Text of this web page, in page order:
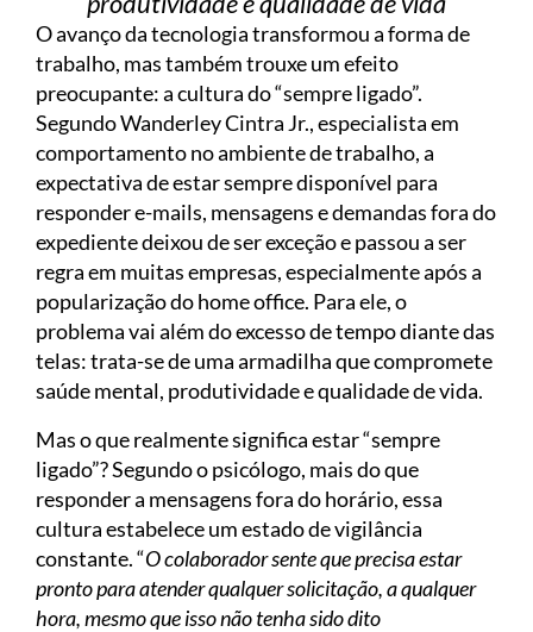
O avanço da tecnologia transformou a forma de
trabalho, mas também trouxe um efeito
preocupante: a cultura do “sempre ligado”.
Segundo Wanderley Cintra Jr., especialista em
comportamento no ambiente de trabalho, a
expectativa de estar sempre disponível para
responder e-mails, mensagens e demandas fora do
expediente deixou de ser exceção e passou a ser
regra em muitas empresas, especialmente após a
popularização do home office. Para ele, o
problema vai além do excesso de tempo diante das
telas: trata-se de uma armadilha que compromete
saúde mental, produtividade e qualidade de vida.
Mas o que realmente significa estar “sempre
ligado”? Segundo o psicólogo, mais do que
responder a mensagens fora do horário, essa
cultura estabelece um estado de vigilância
constante. “O colaborador sente que precisa estar
pronto para atender qualquer solicitação, a qualquer
hora, mesmo que isso não tenha sido dito